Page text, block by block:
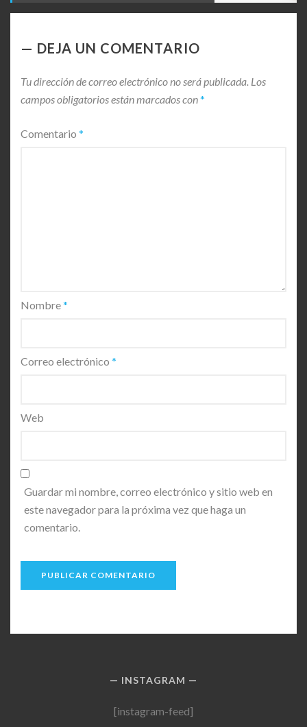
DEJA UN COMENTARIO
Tu dirección de correo electrónico no será publicada. Los
campos obligatorios están marcados con*
Comentario *
Nombre*
Correo electrónico *
Web
Guardar mi nombre, correo electrónico y sitio web en
este navegador para la próxima vez que haga un
comentario.
INSTAGRAM
[instagram-feed]